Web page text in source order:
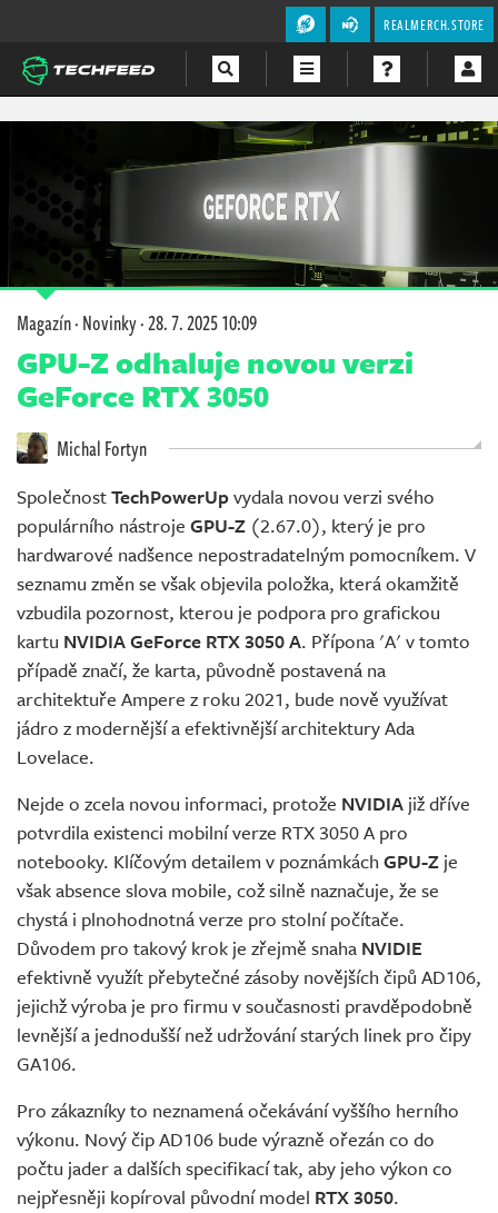
REALMERCH.STORE
Magazín·Novinky·28. 7. 2025 10:09
GPU-Z odhaluje novou verzi
GeForce RTX 3050
Michal Fortyn
SpolečnostTechPowerUpvydala novou verzi svého
populárního nástroje GPU-Z (2.67.0), který je pro
hardwarové nadšence nepostradatelným pomocníkem. V
seznamu změn se však objevila položka, která okamžitě
vzbudila pozornost, kterou je podpora pro grafickou
kartu NVIDIA GeForce RTX 3050 A. Přípona 'A' v tomto
případě značí, že karta, původně postavená na
architektuře Ampere z roku 2021, bude nově využívat
jádro z modernější a efektivnější architektury Ada
Lovelace.
Nejde o zcela novou informaci, protože NVIDIA již dříve
potvrdila existenci mobilní verze RTX 3050 A pro
notebooky. Klíčovým detailem v poznámkách GPU-Z je
však absence slova mobile, což silně naznačuje, že se
chystá i plnohodnotná verze pro stolní počítače.
Důvodem pro takový krok je zřejmě snaha NVIDIE
efektivně využít přebytečné zásoby novějších čipů AD106,
jejichž výroba je pro firmu v současnosti pravděpodobně
levnější a jednodušší než udržování starých linek pro čipy
GA106.
Pro zákazníky to neznamená očekávání vyššího herního
výkonu. Nový čip AD106 bude výrazně ořezán co do
počtu jader a dalších specifikací tak, aby jeho výkon co
nejpřesněji kopíroval původní model RTX 3050.